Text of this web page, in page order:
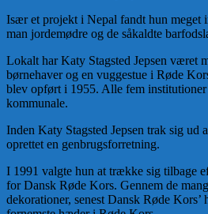
Især et projekt i Nepal fandt hun meget
man jordemødre og de såkaldte
Lokalt har Katy Stagsted Jepsen været
børnehaver og en vuggestue i Røde
blev opført i 1955. Alle fem institutioner
kommunale.
Inden Katy Stagsted Jepsen trak sig
oprettet en genbrugsforretning.
I 1991 valgte hun at trække sig tilbage
for Dansk Røde Kors. Gennem de
dekorationer, senest Dansk Røde Kors’